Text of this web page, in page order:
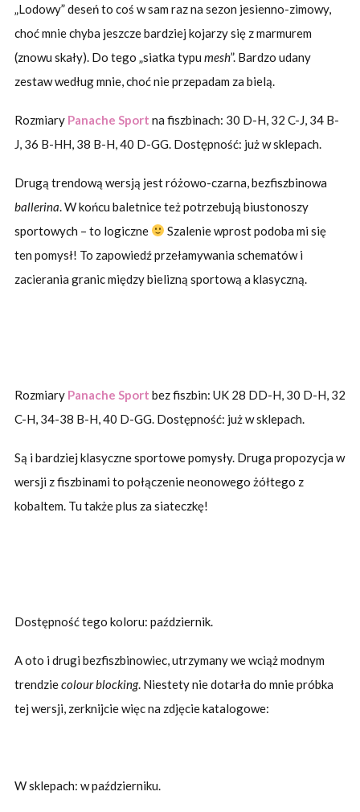
„Lodowy” deseń to coś w sam raz na sezon jesienno-zimowy,
choć mnie chyba jeszcze bardziej kojarzy się z marmurem
(znowu skały). Do tego „siatka typu mesh”. Bardzo udany
zestaw według mnie, choć nie przepadam za bielą.
Rozmiary Panache Sport na fiszbinach: 30 D-H, 32 C-J, 34 B-
J, 36 B-HH, 38 B-H, 40 D-GG. Dostępność: już w sklepach.
Drugą trendową wersją jest różowo-czarna, bezfiszbinowa
ballerina . W końcu baletnice też potrzebują biustonoszy
sportowych – to logiczne
Szalenie wprost podoba mi się
ten pomysł! To zapowiedź przełamywania schematów i
zacierania granic między bielizną sportową a klasyczną.
Rozmiary Panache Sport bez fiszbin: UK 28 DD-H, 30 D-H, 32
C-H, 34-38 B-H, 40 D-GG. Dostępność: już w sklepach.
Są i bardziej klasyczne sportowe pomysły. Druga propozycja w
wersji z fiszbinami to połączenie neonowego żółtego z
kobaltem. Tu także plus za siateczkę!
Dostępność tego koloru: październik.
A oto i drugi bezfiszbinowiec, utrzymany we wciąż modnym
trendziecolour blocking. Niestety nie dotarła do mnie próbka
tej wersji, zerknijcie więc na zdjęcie katalogowe:
W sklepach: w październiku.